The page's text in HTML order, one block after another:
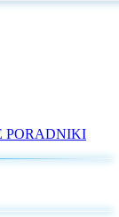
PORADNIKI